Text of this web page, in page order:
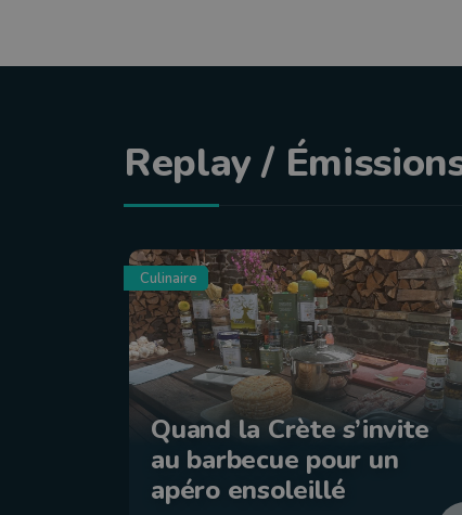
Replay /
Culinaire
Quand la Crète s’invite
au barbecue pour un
apéro ensoleillé